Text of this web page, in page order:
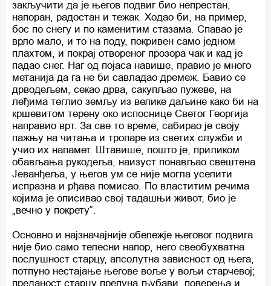
закључити да је његов подвиг био непрестан,
напоран, радостан и тежак. Ходао би, на пример,
бос по снегу и по каменитим стазама. Спавао је
врло мало, и то на поду, покривен само једном
плахтом, и покрај отвореног прозора чак и кад је
падао снег. Наг од појаса навише, правио је много
метанија да га не би савладао дремеж. Бавио се
дрводељем, секао дрва, сакупљао пужеве, на
леђима теглио земљу из велике даљине како би на
кршевитом терену око испоснице Светог Георгија
направио врт. За све то време, сабирао је своју
пажњу на читања и тропаре из светих служби и
учио их напамет. Штавише, пошто је, приликом
обављања рукодеља, наизуст понављао свештена
Јеванђеља, у његов ум се није могла уселити
испразна и рђава помисао. По властитим речима
којима је описивао свој тадашњи живот, био је
„вечно у покрету“.
Основно и најзначајније обележје његовог подвига
није био само телесни напор, него свеобухватна
послушност старцу, апсолутна зависност од њега,
потпуно нестајање његове воље у вољи старчевој;
преданост старцу препуна љубави, поверења и